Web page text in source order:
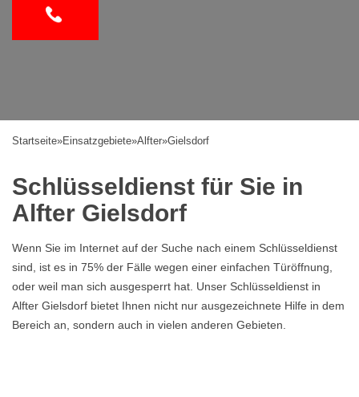
Startseite»Einsatzgebiete»Alfter»Gielsdorf
Schlüsseldienst für Sie in
Alfter Gielsdorf
Wenn Sie im Internet auf der Suche nach einem Schlüsseldienst
sind, ist es in 75% der Fälle wegen einer einfachen Türöffnung,
oder weil man sich ausgesperrt hat. Unser Schlüsseldienst in
Alfter Gielsdorf bietet Ihnen nicht nur ausgezeichnete Hilfe in dem
Bereich an, sondern auch in vielen anderen Gebieten.